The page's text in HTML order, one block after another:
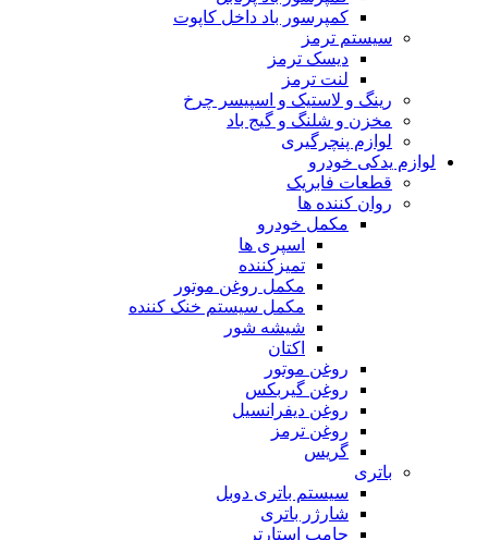
کمپرسور باد داخل کاپوت
سیستم ترمز
دیسک ترمز
لنت ترمز
رینگ و لاستیک و اسپیسر چرخ
مخزن و شلنگ و گیج باد
لوازم پنچرگیری
لوازم یدکی خودرو
قطعات فابریک
روان کننده ها
مکمل خودرو
اسپری ها
تمیزکننده
مکمل روغن موتور
مکمل سیستم خنک کننده
شیشه شور
اکتان
روغن موتور
روغن گیربکس
روغن دیفرانسیل
روغن ترمز
گریس
باتری
سیستم باتری دوبل
شارژر باتری
جامپ استارتر